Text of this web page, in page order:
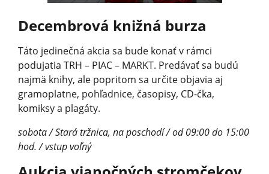
Decembrová knižná burza
Táto jedinečná akcia sa bude konať v rámci
podujatia TRH – PIAC – MARKT. Predávať sa budú
najmä knihy, ale popritom sa určite objavia aj
gramoplatne, pohľadnice, časopisy, CD-čka,
komiksy a plagáty.
sobota / Stará tržnica, na poschodí / od 09:00 do 15:00
hod. / vstup voľný